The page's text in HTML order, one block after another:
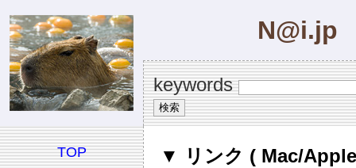
N@i.jp
keywords
TOP ▼ リンク ( Mac/